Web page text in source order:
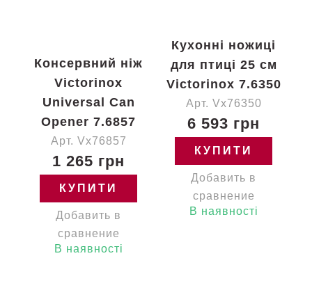
Консервний ніж
Victorinox
Universal Can
Opener 7.6857
Арт. Vx76857
1 265 грн
КУПИТИ
Добавить в
сравнение
В наявності
Кухонні ножиці
для птиці 25 см
Victorinox 7.6350
Арт. Vx76350
6 593 грн
КУПИТИ
Добавить в
сравнение
В наявності